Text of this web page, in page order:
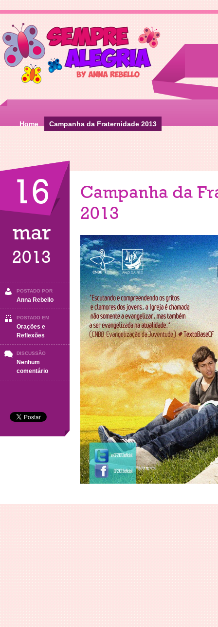
Home Campanha da Fraternidade 2013
16
mar
2013
POSTADO POR
Anna Rebello
POSTADO EM
Orações e
Reflexões
DISCUSSÃO
Nenhum
comentárioem
Campanha
Fraternidade
Campanha da
2013